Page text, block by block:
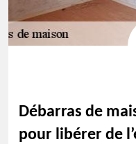
Débarras de
pour libérer de